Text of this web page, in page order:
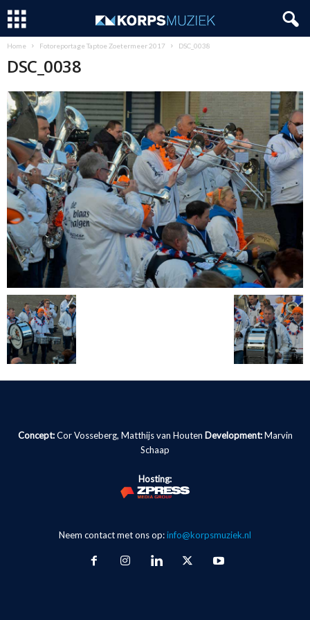
Home Fotoreportage Taptoe Zoetermeer 2017 DSC_0038
DSC_0038
Concept:Cor Vosseberg, Matthijs van Houten Development: Marvin
Schaap
Hosting:
Neem contact met ons op:info@korpsmuziek.nl